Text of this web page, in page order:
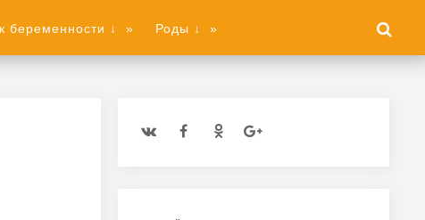
беременности ↓ » Роды ↓ »